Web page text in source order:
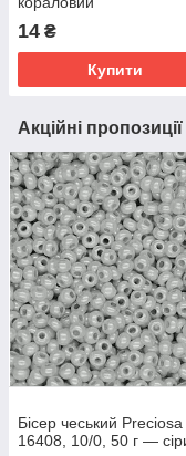
14 ₴
Купити
Акційні
Бісер чеський Preciosa
16408, 10/0, 50 г —